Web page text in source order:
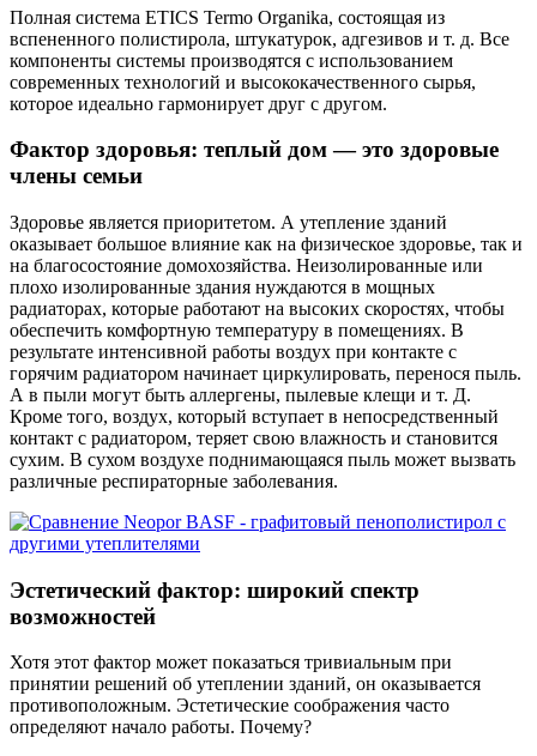
Полная система ETICS Termo Organika, состоящая из
вспененного полистирола, штукатурок, адгезивов и т. д. Все
компоненты системы производятся с использованием
современных технологий и высококачественного сырья,
которое идеально гармонирует друг с другом.
Фактор здоровья: теплый дом — это здоровые
члены семьи
Здоровье является приоритетом. А утепление зданий
оказывает большое влияние как на физическое здоровье, так и
на благосостояние домохозяйства. Неизолированные или
плохо изолированные здания нуждаются в мощных
радиаторах, которые работают на высоких скоростях, чтобы
обеспечить комфортную температуру в помещениях. В
результате интенсивной работы воздух при контакте с
горячим радиатором начинает циркулировать, перенося пыль.
А в пыли могут быть аллергены, пылевые клещи и т. Д.
Кроме того, воздух, который вступает в непосредственный
контакт с радиатором, теряет свою влажность и становится
сухим. В сухом воздухе поднимающаяся пыль может вызвать
различные респираторные заболевания.
Эстетический фактор: широкий спектр
возможностей
Хотя этот фактор может показаться тривиальным при
принятии решений об утеплении зданий, он оказывается
противоположным. Эстетические соображения часто
определяют начало работы. Почему?